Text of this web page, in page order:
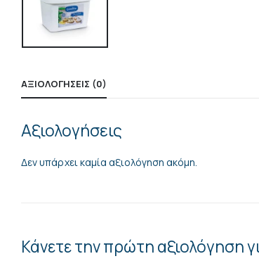
ΑΞΙΟΛΟΓΉΣΕΙΣ (0)
Αξιολογήσεις
Δεν υπάρχει καμία αξιολόγηση ακόμη.
Κάνετε την πρώτη αξιολόγηση